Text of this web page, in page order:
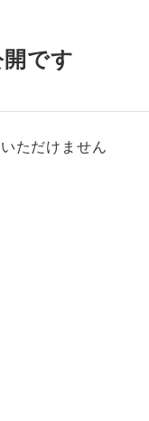
です
ただけません